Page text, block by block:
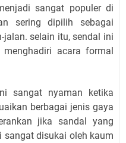
sangat populer di
sering dipilih sebagai
selain itu, sendal ini
acara formal
sangat nyaman ketika
berbagai jenis gaya
jika sandal yang
disukai oleh kaum